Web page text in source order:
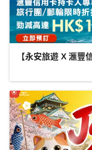
【永安旅遊 X 滙豐